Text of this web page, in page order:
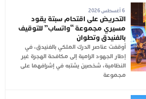
6 أغسطس 2026
التحريض على اقتحام سبتة يقود
مسيري مجموعة “واتساب” للتوقيف
بالفنيدق وتطوان
أوقفت عناصر الدرك الملكي بالفنيدق، في
إطار الجهود الرامية إلى مكافحة الهجرة غير
النظامية، شخصين يشتبه في إشرافهما على
مجموعة